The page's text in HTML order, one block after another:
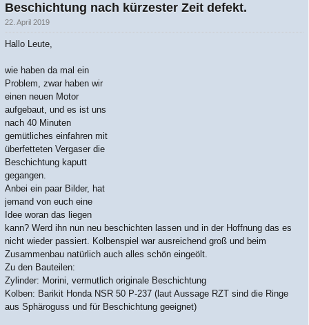
Beschichtung nach kürzester Zeit defekt.
22. April 2019
Hallo Leute,
wie haben da mal ein
Problem, zwar haben wir
einen neuen Motor
aufgebaut, und es ist uns
nach 40 Minuten
gemütliches einfahren mit
überfetteten Vergaser die
Beschichtung kaputt
gegangen.
Anbei ein paar Bilder, hat
jemand von euch eine
Idee woran das liegen
kann? Werd ihn nun neu beschichten lassen und in der Hoffnung das es
nicht wieder passiert. Kolbenspiel war ausreichend groß und beim
Zusammenbau natürlich auch alles schön eingeölt.
Zu den Bauteilen:
Zylinder: Morini, vermutlich originale Beschichtung
Kolben: Barikit Honda NSR 50 P-237 (laut Aussage RZT sind die Ringe
aus Sphäroguss und für Beschichtung geeignet)